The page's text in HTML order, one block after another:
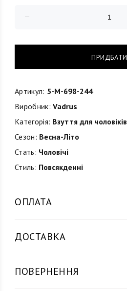
ПРИДБАТИ
Артикул: 5-M-698-244
Виробник: Vadrus
Категорія: Взуття для чоловіків
Сезон: Весна-Літо
Стать: Чоловічі
Стиль: Повсякденні
ОПЛАТА
ДОСТАВКА
ПОВЕРНЕННЯ